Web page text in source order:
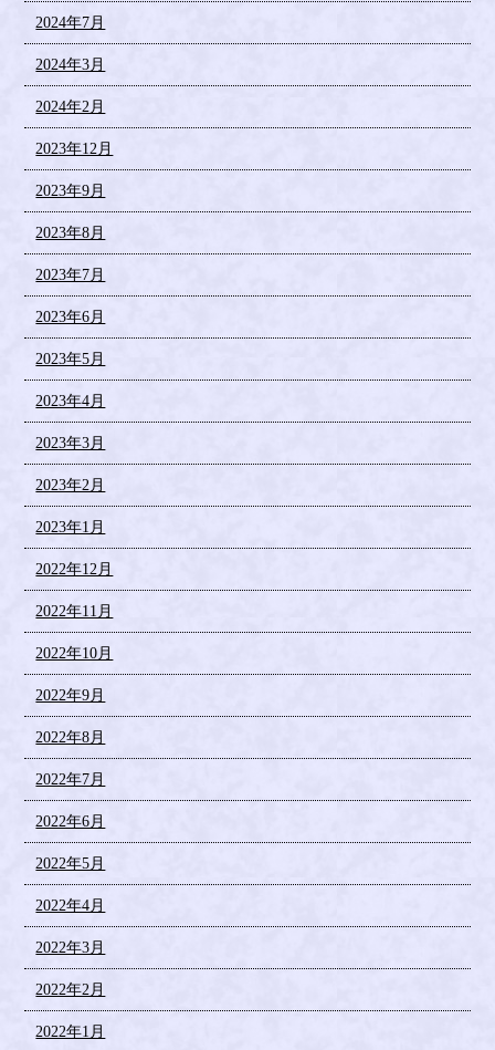
2024年7月
2024年3月
2024年2月
2023年12月
2023年9月
2023年8月
2023年7月
2023年6月
2023年5月
2023年4月
2023年3月
2023年2月
2023年1月
2022年12月
2022年11月
2022年10月
2022年9月
2022年8月
2022年7月
2022年6月
2022年5月
2022年4月
2022年3月
2022年2月
2022年1月